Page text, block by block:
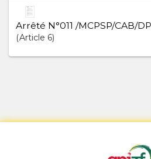
Arrêté N°011 /MCPSP/CAB/
Article 6